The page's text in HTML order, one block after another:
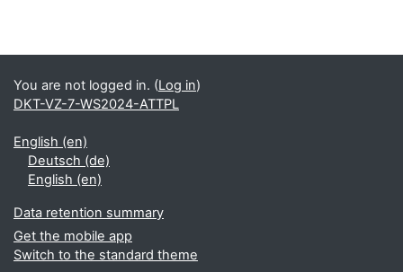
You are not logged in. (Log in)
DKT-VZ-7-WS2024-ATTPL
English ‎(en)‎
Deutsch ‎(de)‎
English ‎(en)‎
Data retention summary
Get the mobile app
Switch to the standard theme